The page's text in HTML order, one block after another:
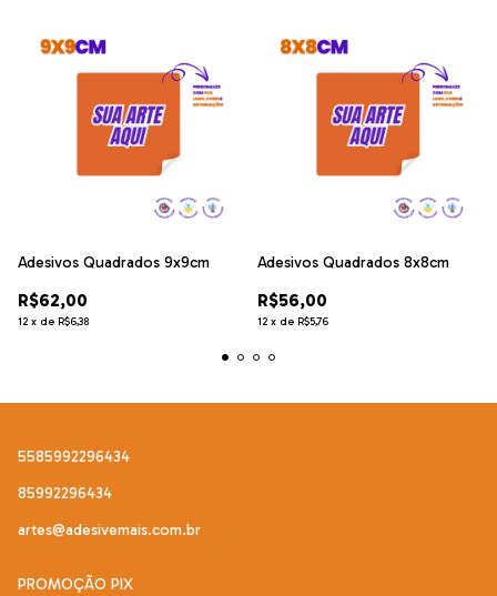
Adesivos Quadrados 9x9cm
R$62,00
12 x de R$6,38
Adesivos Quadrados 8x8cm
R$56,00
12 x de R$5,76
5585992296434
85992296434
artes@adesivemais.com.br
PROMOÇÃO PIX